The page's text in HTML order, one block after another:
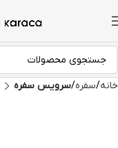
خانه سفره سرویس سفره